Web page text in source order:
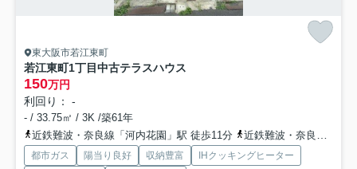
東大阪市若江東町
若江東町1丁目中古テラスハウス
150万円
利回り： -
- / 33.75㎡ / 3K /築61年
近鉄難波・奈良線「河内花園」駅 徒歩11分
近鉄難波・奈良線「若江岩田」駅 徒歩13分
都市ガス 陽当り良好 収納豊富
IHクッキングヒーター